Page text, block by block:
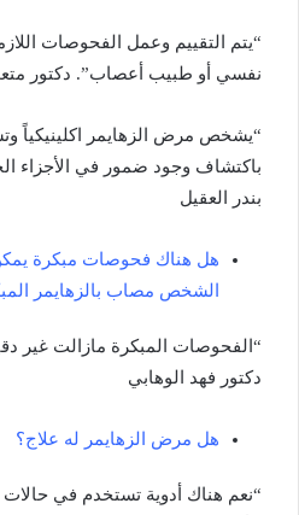
“يتم التقييم وعمل الفحوصات
نفسي أو طبيب أعصاب”. دكتور
“يشخص مرض الزهايمر اكلينيكياً
باكتشاف وجود ضمور في الأجزاء
بندر العقيل
هل هناك فحوصات مبكرة يمكن
الشخص مصاب بالزهايمر
“الفحوصات المبكرة مازالت غير
دكتور فهد الوهابي
هل مرض الزهايمر له علاج؟
“نعم هناك أدوية تستخدم في حالات